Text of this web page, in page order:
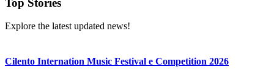
Explore the latest updated news!
Cilento Internation Music Festival e Competition 2026